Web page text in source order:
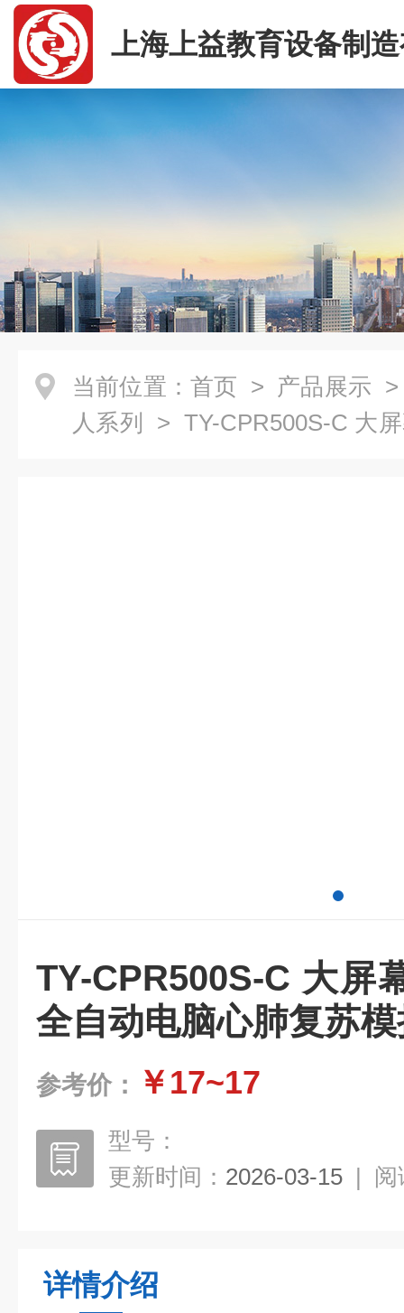
上海上益教育设备制
司
当前位置： 首页 > 产品展示
人系列
> TY-CPR500S-C 大
TY-CPR500S-C 大屏
全自动电脑心肺复苏
参考价： ￥17~17
型号：
更新时间： 2026-03-15 | 阅
详情介绍